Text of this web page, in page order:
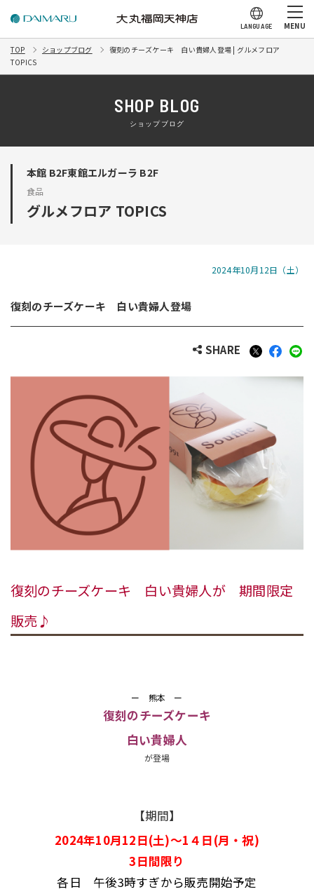
LANGUAGE MENU
TOP ショップブログ
復刻のチーズケーキ 白い貴婦人登場 | グルメフロア
TOPICS
SHOP BLOG
ショップブログ
本館 B2F東館エルガーラ B2F
食品
グルメフロア TOPICS
2024年10月12日（土）
復刻のチーズケーキ 白い貴婦人登場
SHARE
復刻のチーズケーキ 白い貴婦人が 期間限定
販売♪
ー 熊本 ー
復刻のチーズケーキ
白い貴婦人
が登場
【期間】
2024年10月12日(土)～1４日(月・祝)
3日間限り
各日 午後3時すぎから販売開始予定